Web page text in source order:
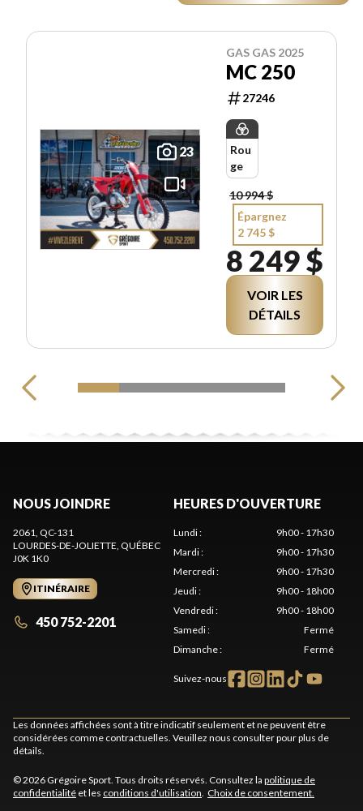
23
GAS GAS 2025
MC 250
27246
Rou
ge
10 994 $
Épargnez
2 745 $
8 249 $
VOIR LES
DÉTAILS
NOUS JOINDRE
2061, QC-131
LOURDES-DE-JOLIETTE , QUÉBEC
J0K 1K0
ITINÉRAIRE
450 752-2201
HEURES D'OUVERTURE
Lundi:
9h00 - 17h30
Mardi:
9h00 - 17h30
Mercredi:
9h00 - 17h30
Jeudi:
9h00 - 18h00
Vendredi:
9h00 - 18h00
Samedi:
Fermé
Dimanche: Fermé
Suivez-nous
Les données affichées sont à titre indicatif seulement et ne peuvent être
considérées comme contractuelles. Veuillez nous consulter pour plus de
détails.
© 2026 Grégoire Sport. Tous droits réservés. Consultez la politique de
confidentialité et les conditions d'utilisation Choix de consentement.